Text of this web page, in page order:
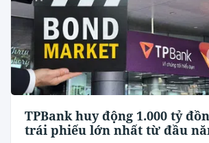
TPBank huy động 1.000 tỷ
trái phiếu lớn nhất từ đầu